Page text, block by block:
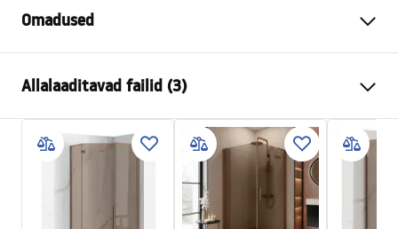
Omadused
Materjal
ABS
Kraani tüüp
Ühehoovaga
Jah
Allalaaditavad failid (3)
Turvalisuse teave
Safety_Information_Shower_set.pdf
Garantiitingimused